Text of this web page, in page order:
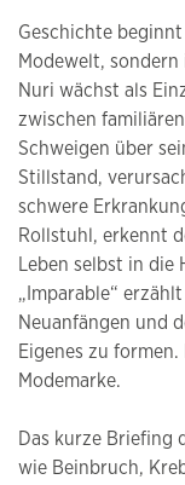
Geschichte
Modewelt, sondern
Nuri wächst als
zwischen
Schweigen über
Stillstand,
schwere
Rollstuhl, erkennt
Leben selbst in
„Imparable“
Neuanfängen und
Eigenes zu
Modemarke.
Das kurze Briefing
wie Beinbruch,